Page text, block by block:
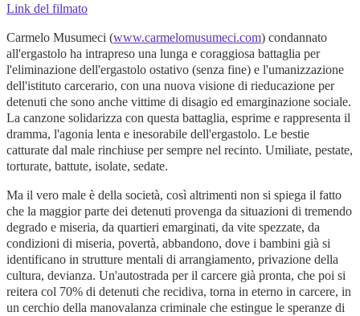
Link del filmato
Carmelo Musumeci (www.carmelomusumeci.com) condannato
all'ergastolo ha intrapreso una lunga e coraggiosa battaglia per
l'eliminazione dell'ergastolo ostativo (senza fine) e l'umanizzazione
dell'istituto carcerario, con una nuova visione di rieducazione per
detenuti che sono anche vittime di disagio ed emarginazione sociale.
La canzone solidarizza con questa battaglia, esprime e rappresenta il
dramma, l'agonia lenta e inesorabile dell'ergastolo. Le bestie
catturate dal male rinchiuse per sempre nel recinto. Umiliate, pestate,
torturate, battute, isolate, sedate.
Ma il vero male è della società, così altrimenti non si spiega il fatto
che la maggior parte dei detenuti provenga da situazioni di tremendo
degrado e miseria, da quartieri emarginati, da vite spezzate, da
condizioni di miseria, povertà, abbandono, dove i bambini già si
identificano in strutture mentali di arrangiamento, privazione della
cultura, devianza. Un'autostrada per il carcere già pronta, che poi si
reitera col 70% di detenuti che recidiva, torna in eterno in carcere, in
un cerchio della manovalanza criminale che estingue le speranze di